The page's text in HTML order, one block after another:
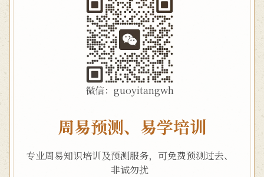
微信：guoyitangwh
周易预测、易学培训
专业周易知识培训及预测服务，可免费预测过去、
非诚勿扰